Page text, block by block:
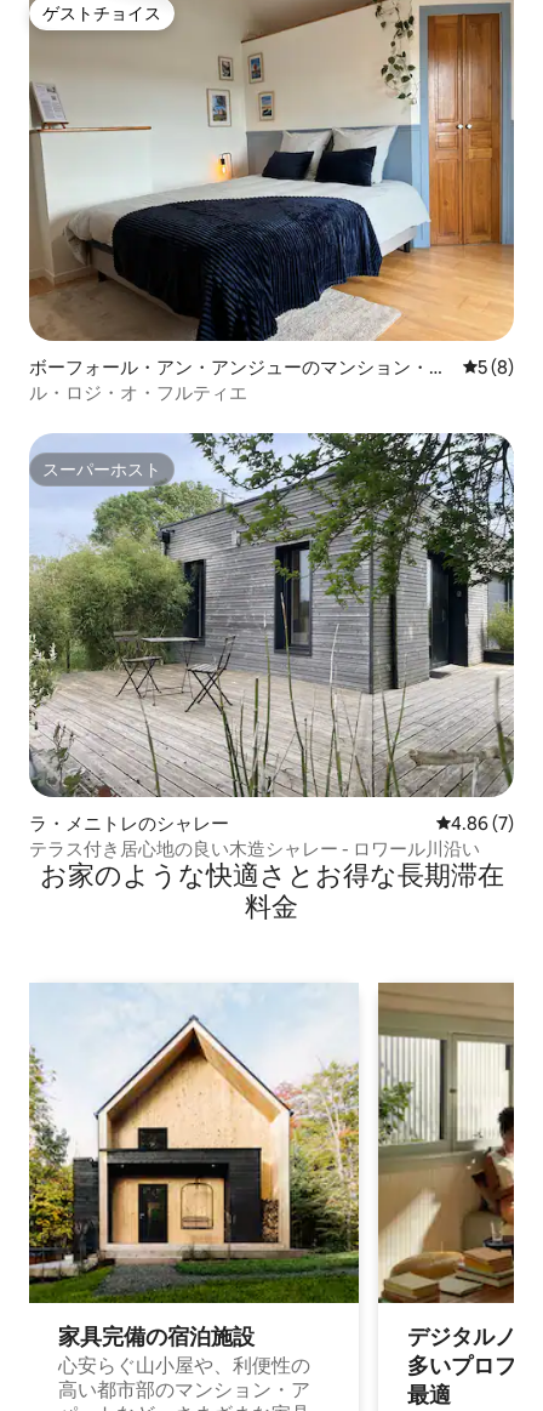
ゲストチョイス
ゲストチョイス
ボーフォール・アン・アンジューのマンション・ア
パート
レビュー
5 (8)
ル・ロジ・オ・フルティエ
スーパーホスト
スーパーホスト
ラ・メニトレのシャレー レビュー7
4.86 (7)
テラス付き居心地の良い木造シャレー - ロワール川沿い
お家のような快⁠適⁠さ⁠とお⁠得⁠な長⁠期⁠滞⁠在
料⁠金
家具完備の宿⁠泊⁠施⁠設
心安らぐ山小屋や、利便性の
高い都市部のマンション・ア
デジタルノ
多⁠いプ⁠ロ⁠フ⁠
最⁠適